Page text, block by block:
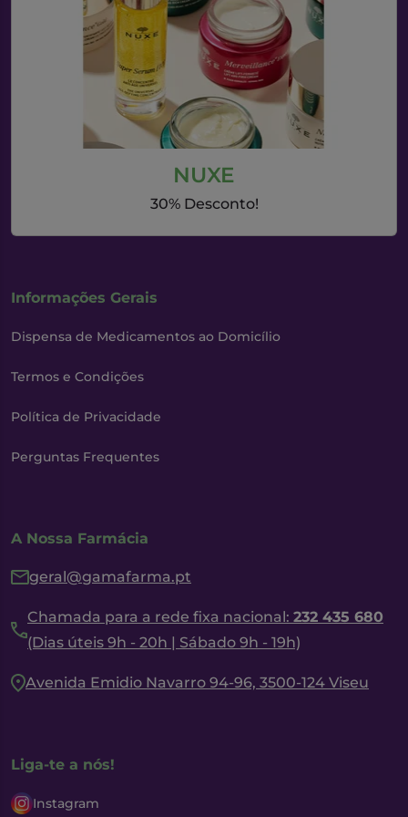
NUXE
30% Desconto!
Informações Gerais
Dispensa de Medicamentos ao Domicílio
Termos e Condições
Política de Privacidade
Perguntas Frequentes
A Nossa Farmácia
geral@gamafarma.pt
Chamada para a rede fixa nacional: 232 435 680
(Dias úteis 9h - 20h | Sábado 9h - 19h)
Avenida Emidio Navarro 94-96, 3500-124 Viseu
Liga-te a nós!
Instagram